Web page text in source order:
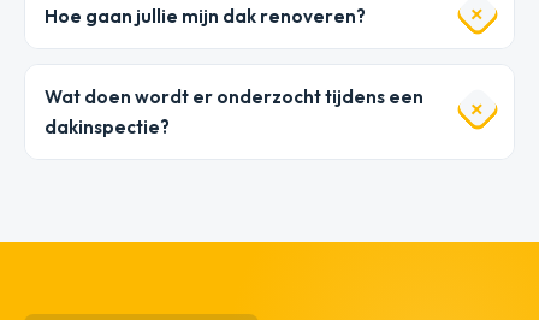
Hoe gaan jullie mijn dak renoveren?
Wat doen wordt er onderzocht tijdens een
dakinspectie?